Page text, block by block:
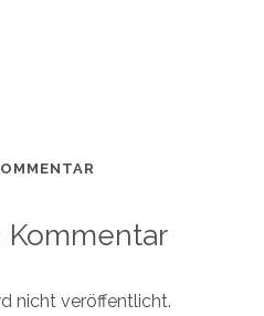
Kommentar
nicht veröffentlicht.